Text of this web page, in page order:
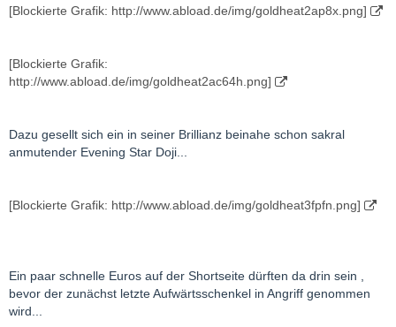
[Blockierte Grafik: http://www.abload.de/img/goldheat2ap8x.png]
[Blockierte Grafik:
http://www.abload.de/img/goldheat2ac64h.png]
Dazu gesellt sich ein in seiner Brillianz beinahe schon sakral
anmutender Evening Star Doji...
[Blockierte Grafik: http://www.abload.de/img/goldheat3fpfn.png]
Ein paar schnelle Euros auf der Shortseite dürften da drin sein ,
bevor der zunächst letzte Aufwärtsschenkel in Angriff genommen
wird...